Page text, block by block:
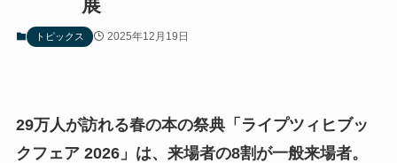
展
トピックス 2025年12月19日
29万人が訪れる春の本の祭典「ライプツィヒブッ
クフェア 2026」は、来場者の8割が一般来場者。